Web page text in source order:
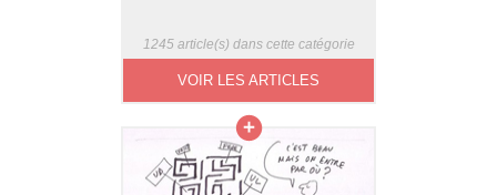
1245 article(s) dans cette catégorie
VOIR LES ARTICLES